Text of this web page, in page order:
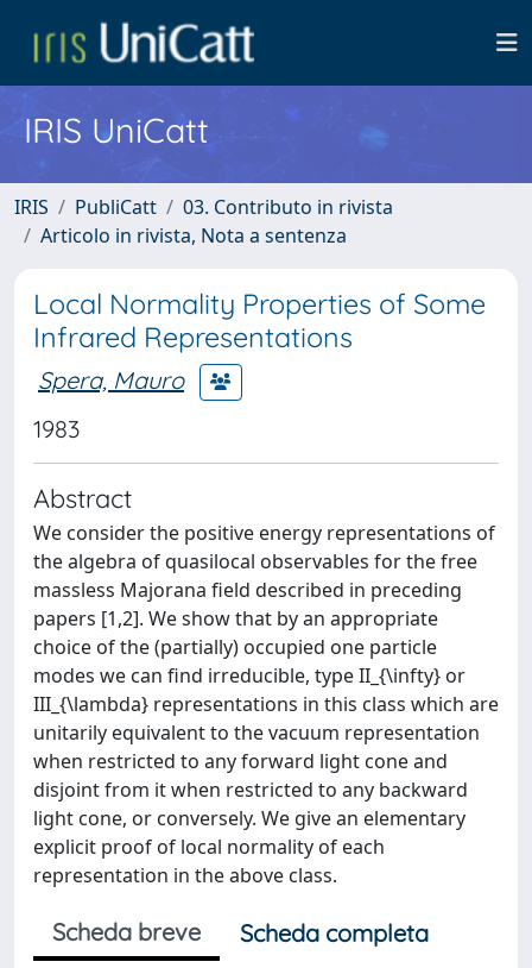
IRIS UniCatt
IRIS PubliCatt
03. Contributo in rivista
Articolo in rivista, Nota a sentenza
Local Normality Properties of Some
Infrared Representations
Spera, Mauro
1983
Abstract
We consider the positive energy representations of
the algebra of quasilocal observables for the free
massless Majorana field described in preceding
papers [1,2]. We show that by an appropriate
choice of the (partially) occupied one particle
modes we can find irreducible, type II_{\infty} or
III_{\lambda} representations in this class which are
unitarily equivalent to the vacuum representation
when restricted to any forward light cone and
disjoint from it when restricted to any backward
light cone, or conversely. We give an elementary
explicit proof of local normality of each
representation in the above class.
Scheda breve
Scheda completa